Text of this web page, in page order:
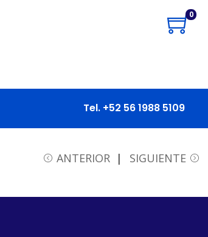
0
Tel. +52 56 1988 5109
ANTERIOR SIGUIENTE